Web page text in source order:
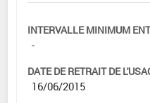
INTERVALLE MINIMUM
-
DATE DE RETRAIT DE
16/06/2015